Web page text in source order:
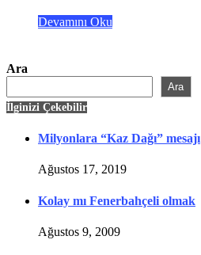
Devamını Oku
Ara
Ara
İlginizi Çekebilir
Milyonlara “Kaz Dağı” mesajı
Ağustos 17, 2019
Kolay mı Fenerbahçeli olmak
Ağustos 9, 2009